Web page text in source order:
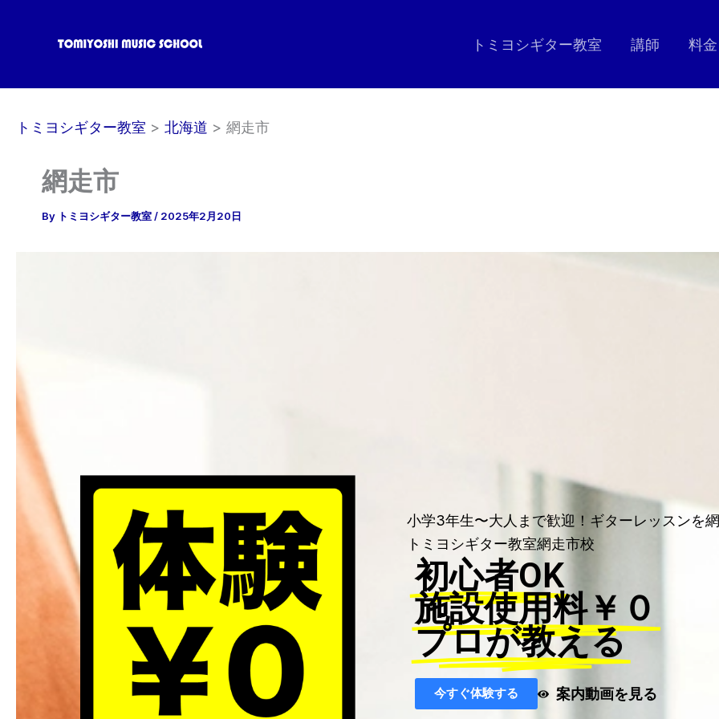
トミヨシギター教室 講師 料金
トミヨシギター教室 北海道 網走市
網走市
By トミヨシギター教室/ 2025年2月20日
小学3年生〜大人まで歓迎！ギターレッスンを
トミヨシギター教室網走市校
初心者OK
施設使用料￥０
プロが教える
今すぐ体験する 案内動画を見る